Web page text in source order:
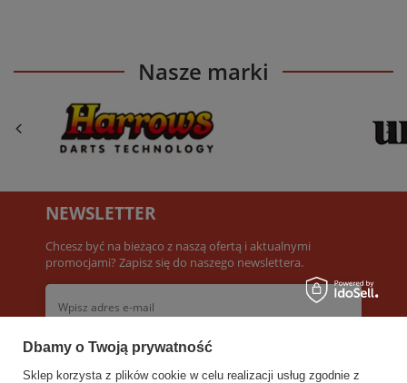
Nasze marki
NEWSLETTER
Chcesz być na bieżąco z naszą ofertą i aktualnymi
promocjami? Zapisz się do naszego newslettera.
AkceptujęWarunki newslettera
Dbamy o Twoją prywatność
Sklep korzysta z plików cookie w celu realizacji usług zgodnie z